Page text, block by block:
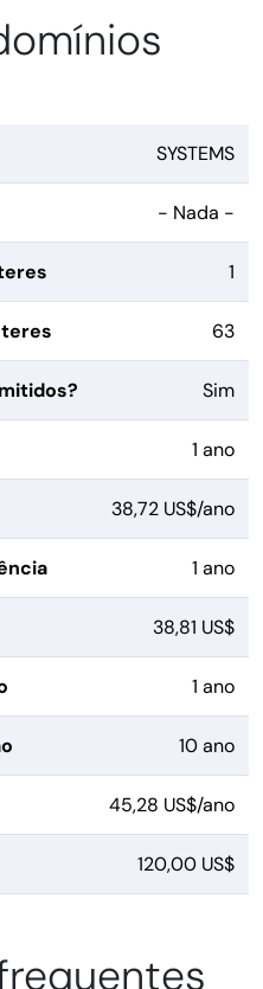
SYSTEMS
- Nada -
1
63
Sim
1 ano
38,72 US$/ano
1 ano
38,81 US$
1 ano
10 ano
45,28 US$/ano
120,00 US$